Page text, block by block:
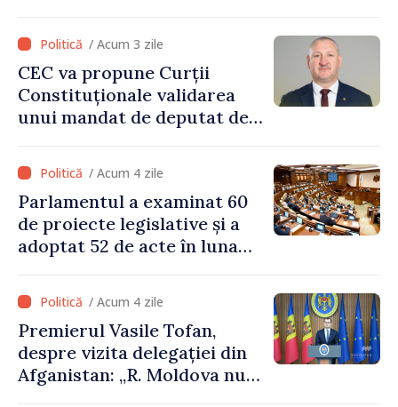
/ Acum 3 zile
CEC va propune Curții
Constituționale validarea
unui mandat de deputat de
/ Acum 4 zile
Parlamentul a examinat 60
de proiecte legislative și a
adoptat 52 de acte în luna
/ Acum 4 zile
Premierul Vasile Tofan,
despre vizita delegației din
Afganistan: „R. Moldova nu